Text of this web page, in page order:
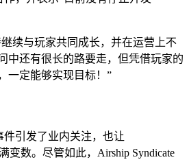
续与玩家共同成长，并在运营上不
中还有很长的路要走，但凭借玩家的
一定能够实现目标！”
件引发了业内关注，也让
变数。尽管如此，Airship Syndicate